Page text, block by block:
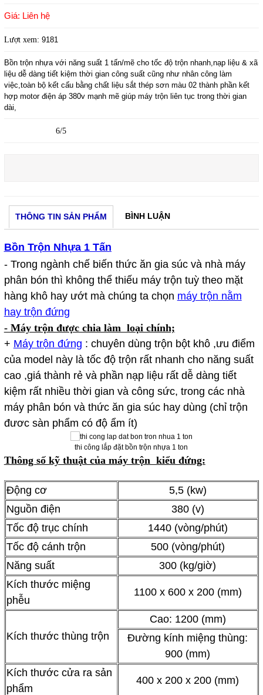
Giá: Liên hệ
Lượt xem: 9181
Bồn trộn nhựa với năng suất 1 tấn/mẽ cho tốc độ trộn nhanh,nạp liệu & xã
liệu dễ dàng tiết kiệm thời gian công suất cũng như nhân công làm
việc,toàn bộ kết cấu bằng chất liệu sắt thép sơn màu 02 thành phần kết
hợp motor điện áp 380v mạnh mẽ giúp máy trộn liên tục trong thời gian
dài,
6/5
THÔNG TIN SẢN PHẨM BÌNH LUẬN
Bồn Trộn Nhựa 1 Tấn
- Trong ngành chế biến thức ăn gia súc và nhà máy
phân bón thì không thể thiếu máy trộn tuỳ theo mặt
hàng khô hay ướt mà chúng ta chọn máy trộn nằm
hay trộn đứng
- Máy trộn được chia làm loại chính;
+ Máy trộn đứng : chuyên dùng trộn bột khô ,ưu điểm
của model này là tốc độ trộn rất nhanh cho năng suất
cao ,giá thành rẻ và phần nạp liệu rất dễ dàng tiết
kiệm rất nhiều thời gian và công sức, trong các nhà
máy phân bón và thức ăn gia súc hay dùng (chỉ trộn
đươc sàn phẩm có độ ẩm ít)
thi công lắp đặt bồn trộn nhựa 1 ton
Thông số kỹ thuật của máy trộn kiểu đứng:
Động cơ
5,5 (kw)
Nguồn điện
380 (v)
Tốc độ trục chính
1440 (vòng/phút)
Tốc độ cánh trộn
500 (vòng/phút)
Năng suất
300 (kg/giờ)
Kích thước miệng
phễu
1100 x 600 x 200 (mm)
Kích thước thùng trộn
Cao: 1200 (mm)
Đường kính miệng thùng:
900 (mm)
Kích thước cửa ra sản
phẩm
400 x 200 x 200 (mm)